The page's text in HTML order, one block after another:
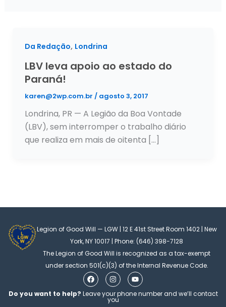
Da Redação, Londrina
LBV leva apoio ao estado do
Paraná!
karen@2wp.com.br / agosto 3, 2017
Londrina, PR — A Legião da Boa Vontade
(LBV), sem interromper o trabalho diário
que realiza em mais de oitenta […]
Legion of Good Will — LGW | 12 E 41st Street Room 1402 | New
York, NY 10017 | Phone: (646) 398-7128
The Legion of Good Will is recognized as a tax-exempt
under section 501(c)(3) of the Internal Revenue Code.
F
a
c
I
n
s
t
Y
o
u
Do you want to help? Leave your phone number and we’ll contact
you